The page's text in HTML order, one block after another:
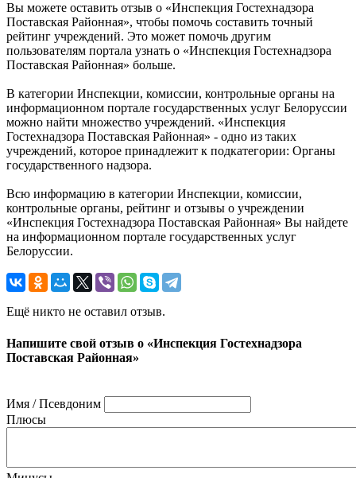
Вы можете оставить отзыв о «Инспекция Гостехнадзора
Поставская Районная», чтобы помочь составить точный
рейтинг учреждений. Это может помочь другим
пользователям портала узнать о «Инспекция Гостехнадзора
Поставская Районная» больше.
В категории Инспекции, комиссии, контрольные органы на
информационном портале государственных услуг Белоруссии
можно найти множество учреждений. «Инспекция
Гостехнадзора Поставская Районная» - одно из таких
учреждений, которое принадлежит к подкатегории: Органы
государственного надзора.
Всю информацию в категории Инспекции, комиссии,
контрольные органы, рейтинг и отзывы о учреждении
«Инспекция Гостехнадзора Поставская Районная» Вы найдете
на информационном портале государственных услуг
Белоруссии.
Ещё никто не оставил отзыв.
Напишите свой отзыв о «Инспекция Гостехнадзора
Поставская Районная»
Имя / Псевдоним
Плюсы